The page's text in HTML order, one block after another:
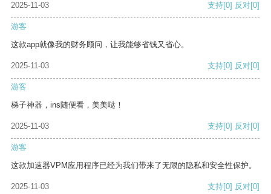
2025-11-03 支持[0] 反对[0]
游客
这款app就像我的财务顾问，让我能够省钱又省心。
2025-11-03 支持[0] 反对[0]
游客
梯子神器，ins随便看，美美哒！
2025-11-03 支持[0] 反对[0]
游客
这款加速器VPM应用程序已经为我们带来了无限的隐私和安全性保护。
2025-11-03 支持[0] 反对[0]